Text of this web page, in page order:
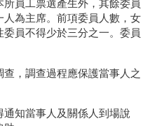
員工票選產生外，其餘委員
為主席。前項委員人數，女
員不得少於三分之一。委員
，調查過程應保護當事人之
知當事人及關係人到場說